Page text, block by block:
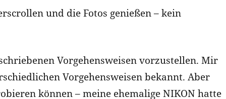
und die Fotos genießen – kein
Vorgehensweisen vorzustellen. Mir
Vorgehensweisen bekannt. Aber
können – meine ehemalige NIKON hatte